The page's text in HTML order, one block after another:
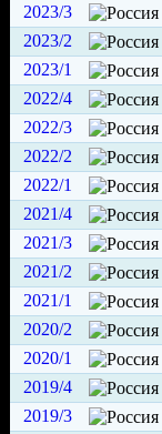
2023/3
2023/2
2023/1
2022/4
2022/3
2022/2
2022/1
2021/4
2021/3
2021/2
2021/1
2020/2
2020/1
2019/4
2019/3